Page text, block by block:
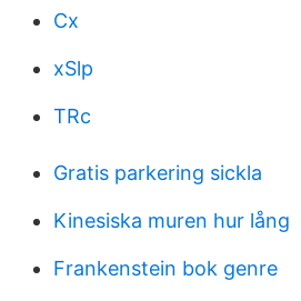
Cx
xSlp
TRc
Gratis parkering sickla
Kinesiska muren hur lång
Frankenstein bok genre